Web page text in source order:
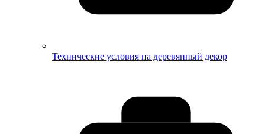
Технические условия на деревянный декор